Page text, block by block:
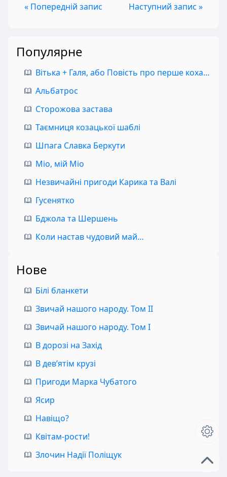
« Попередній запис Наступний запис »
Популярне
Вітька + Галя, або Повість про перше кохання
Альбатрос
Сторожова застава
Таємниця козацької шаблі
Шпага Славка Беркути
Міо, мій Міо
Незвичайні пригоди Карика та Валі
Гусенятко
Бджола та Шершень
Коли настав чудовий май…
Нове
Білі бланкети
Звичай нашого народу. Том II
Звичай нашого народу. Том I
В дорозі на Захід
В дев’ятім крузі
Пригоди Марка Чубатого
Ясир
Навіщо?
Квітам-рости!
Злочин Надії Поліщук